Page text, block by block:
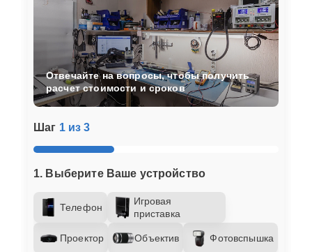
Шаг 1 из 3
1. Выберите Ваше устройство
Телефон
Игровая
приставка
Проектор Объектив Фотовспышка
Отвечайте на вопросы, чтобы получить
расчет стоимости и сроков